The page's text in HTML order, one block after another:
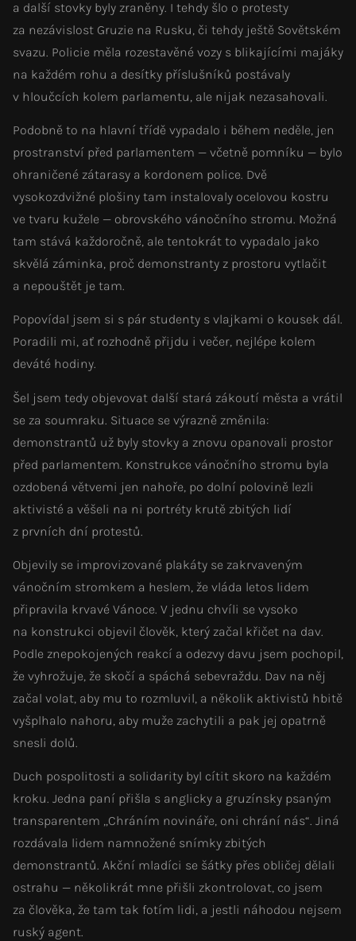
a další stovky byly zraněny. I tehdy šlo o protesty
za nezávislost Gruzie na Rusku, či tehdy ještě Sovětském
svazu. Policie měla rozestavěné vozy s blikajícími majáky
na každém rohu a desítky příslušníků postávaly
v hloučcích kolem parlamentu, ale nijak nezasahovali.
Podobně to na hlavní třídě vypadalo i během neděle, jen
prostranství před parlamentem — včetně pomníku — bylo
ohraničené zátarasy a kordonem police. Dvě
vysokozdvižné plošiny tam instalovaly ocelovou kostru
ve tvaru kužele — obrovského vánočního stromu. Možná
tam stává každoročně, ale tentokrát to vypadalo jako
skvělá záminka, proč demonstranty z prostoru vytlačit
a nepouštět je tam.
Popovídal jsem si s pár studenty s vlajkami o kousek dál.
Poradili mi, ať rozhodně přijdu i večer, nejlépe kolem
deváté hodiny.
Šel jsem tedy objevovat další stará zákoutí města a vrátil
se za soumraku. Situace se výrazně změnila:
demonstrantů už byly stovky a znovu opanovali prostor
před parlamentem. Konstrukce vánočního stromu byla
ozdobená větvemi jen nahoře, po dolní polovině lezli
aktivisté a věšeli na ni portréty krutě zbitých lidí
z prvních dní protestů.
Objevily se improvizované plakáty se zakrvaveným
vánočním stromkem a heslem, že vláda letos lidem
připravila krvavé Vánoce. V jednu chvíli se vysoko
na konstrukci objevil člověk, který začal křičet na dav.
Podle znepokojených reakcí a odezvy davu jsem pochopil,
že vyhrožuje, že skočí a spáchá sebevraždu. Dav na něj
začal volat, aby mu to rozmluvil, a několik aktivistů hbitě
vyšplhalo nahoru, aby muže zachytili a pak jej opatrně
snesli dolů.
Duch pospolitosti a solidarity byl cítit skoro na každém
kroku. Jedna paní přišla s anglicky a gruzínsky psaným
transparentem „Chráním novináře, oni chrání nás“. Jiná
rozdávala lidem namnožené snímky zbitých
demonstrantů. Akční mladíci se šátky přes obličej dělali
ostrahu — několikrát mne přišli zkontrolovat, co jsem
za člověka, že tam tak fotím lidi, a jestli náhodou nejsem
ruský agent.